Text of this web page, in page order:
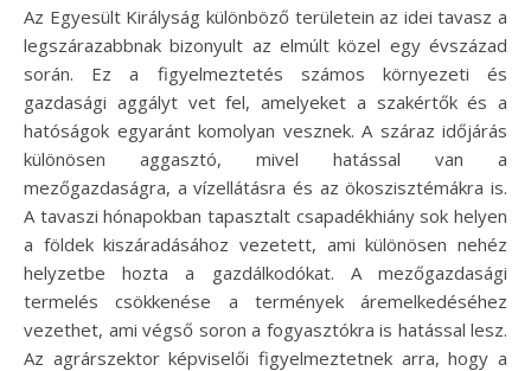
Az Egyesült Királyság különböző területein az idei tavasz a
legszárazabbnak bizonyult az elmúlt közel egy évszázad
során. Ez a figyelmeztetés számos környezeti és
gazdasági aggályt vet fel, amelyeket a szakértők és a
hatóságok egyaránt komolyan vesznek. A száraz időjárás
különösen aggasztó, mivel hatással van a
mezőgazdaságra, a vízellátásra és az ökoszisztémákra is.
A tavaszi hónapokban tapasztalt csapadékhiány sok helyen
a földek kiszáradásához vezetett, ami különösen nehéz
helyzetbe hozta a gazdálkodókat. A mezőgazdasági
termelés csökkenése a termények áremelkedéséhez
vezethet, ami végső soron a fogyasztókra is hatással lesz.
Az agrárszektor képviselői figyelmeztetnek arra, hogy a